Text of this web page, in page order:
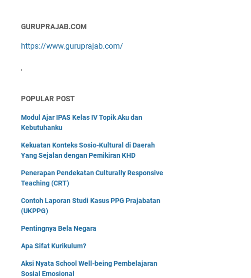
GURUPRAJAB.COM
https://www.guruprajab.com/
'
POPULAR POST
Modul Ajar IPAS Kelas IV Topik Aku dan
Kebutuhanku
Kekuatan Konteks Sosio-Kultural di Daerah
Yang Sejalan dengan Pemikiran KHD
Penerapan Pendekatan Culturally Responsive
Teaching (CRT)
Contoh Laporan Studi Kasus PPG Prajabatan
(UKPPG)
Pentingnya Bela Negara
Apa Sifat Kurikulum?
Aksi Nyata School Well-being Pembelajaran
Sosial Emosional